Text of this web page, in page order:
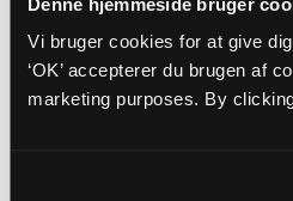
Vi bruger cookies for at give
‘OK’ accepterer du brugen af
marketing purposes. By